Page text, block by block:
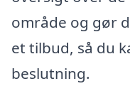
område og gør
et tilbud, så du
beslutning.